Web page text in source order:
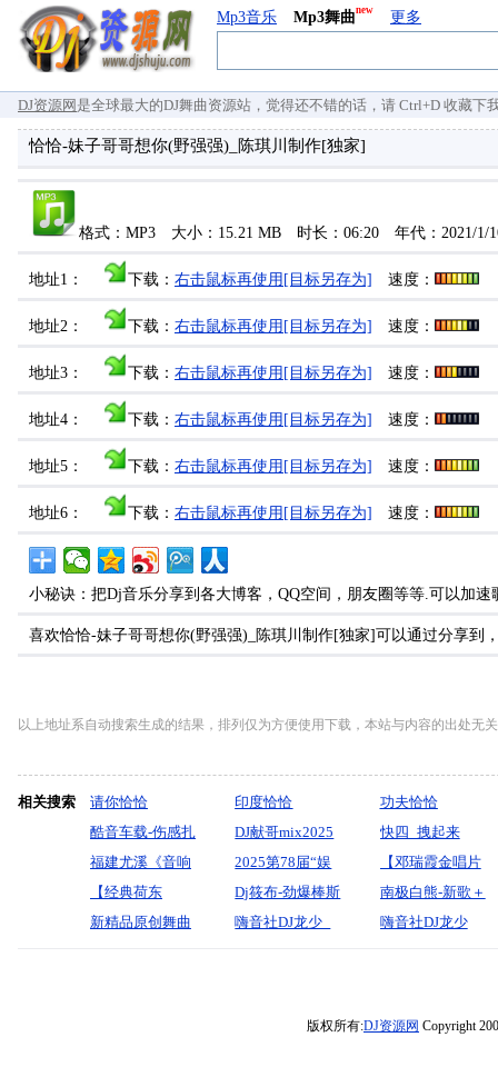
Mp3音乐 Mp3舞曲new 更多
DJ资源网 是全球最大的DJ舞曲资源站，觉得还不错的话，请 Ctrl+D 收藏下
恰恰-妹子哥哥想你(野强强)_陈琪川制作[独家]
格式：MP3 大小：15.21 MB 时长：06:20 年代：2021/
地址1： 下载： 右击鼠标再使用[目标另存为] 速度：
地址2： 下载： 右击鼠标再使用[目标另存为] 速度：
地址3： 下载： 右击鼠标再使用[目标另存为] 速度：
地址4： 下载： 右击鼠标再使用[目标另存为] 速度：
地址5： 下载： 右击鼠标再使用[目标另存为] 速度：
地址6： 下载： 右击鼠标再使用[目标另存为] 速度：
小秘诀：把Dj音乐分享到各大博客，QQ空间，朋友圈等等.可以加速
喜欢恰恰-妹子哥哥想你(野强强)_陈琪川制作[独家]可以通过分享到
以上地址系自动搜索生成的结果，排列仅为方便使用下载，本站与内容的出处无
相关搜索 请你恰恰 印度恰恰
功夫恰恰
酷音车载-伤感扎
心情歌《红尘网
无论多痛都要放
手》车载靓碟-Dj
DJ献哥mix2025
精选全新英文早
场慢摇串烧
proghouse
快四_拽起来
_【漫天雨】-宝
剑制作
福建尤溪《音响
母音。极品HIFI-
宝丽金。柏林之
2025第78届“娱
乐杯”中文慢摇荷
塘月色只为和你
【邓瑞霞金唱片
粤语经典金曲女
声】2026【DJ邹
【经典荷东
DiscoModernTalking
Dj筱布-劲爆棒斯
金链大大条左手
南极白熊-新歌＋
精选流行热播中
新精品原创舞曲
嗨音社DJ龙少_
嗨音社DJ龙少
版权所有:DJ资源网 Copyright